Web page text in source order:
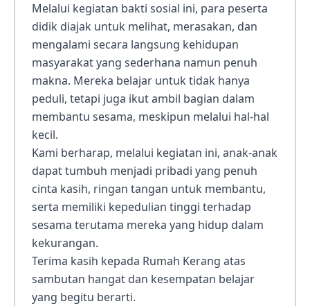
Melalui kegiatan bakti sosial ini, para peserta
didik diajak untuk melihat, merasakan, dan
mengalami secara langsung kehidupan
masyarakat yang sederhana namun penuh
makna. Mereka belajar untuk tidak hanya
peduli, tetapi juga ikut ambil bagian dalam
membantu sesama, meskipun melalui hal-hal
kecil.
Kami berharap, melalui kegiatan ini, anak-anak
dapat tumbuh menjadi pribadi yang penuh
cinta kasih, ringan tangan untuk membantu,
serta memiliki kepedulian tinggi terhadap
sesama terutama mereka yang hidup dalam
kekurangan.
Terima kasih kepada Rumah Kerang atas
sambutan hangat dan kesempatan belajar
yang begitu berarti.